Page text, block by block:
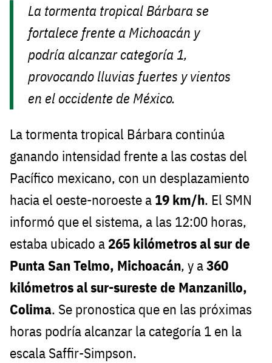
La tormenta tropical Bárbara se
fortalece frente a Michoacán y
podría alcanzar categoría 1,
provocando lluvias fuertes y vientos
en el occidente de México.
La tormenta tropical Bárbara continúa
ganando intensidad frente a las costas del
Pacífico mexicano, con un desplazamiento
hacia el oeste-noroeste a 19 km/h. El SMN
informó que el sistema, a las 12:00 horas,
estaba ubicado a 265 kilómetros al sur de
Punta San Telmo, Michoacán, y a360
kilómetros al sur-sureste de Manzanillo,
Colima. Se pronostica que en las próximas
horas podría alcanzar la categoría 1 en la
escala Saffir-Simpson.